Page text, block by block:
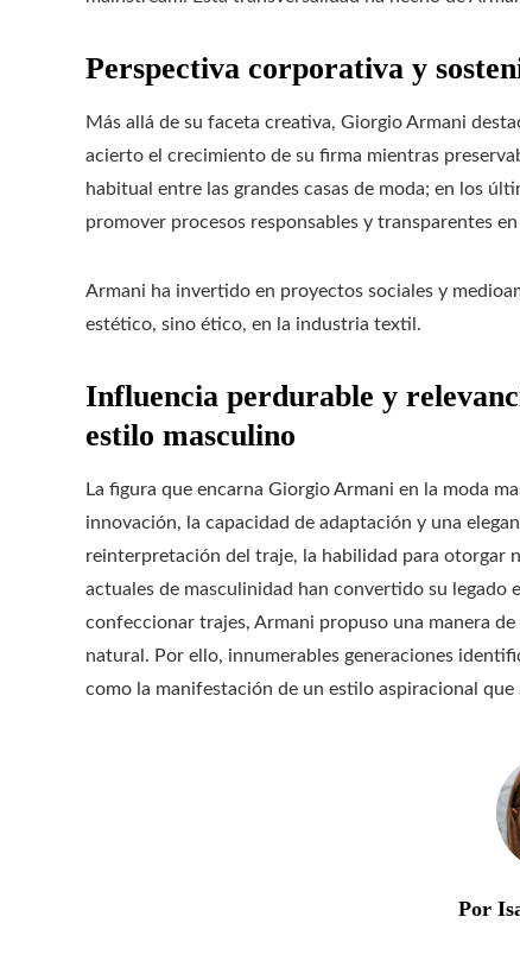
Perspectiva corporativa y
Más allá de su faceta creativa, Giorgio Armani
acierto el crecimiento de su firma mientras
habitual entre las grandes casas de moda; en los
promover procesos responsables y transparentes
Armani ha invertido en proyectos sociales y
estético, sino ético, en la industria textil.
Influencia perdurable y
estilo masculino
La figura que encarna Giorgio Armani en la moda
innovación, la capacidad de adaptación y una
reinterpretación del traje, la habilidad para otorgar
actuales de masculinidad han convertido su
confeccionar trajes, Armani propuso una manera
natural. Por ello, innumerables generaciones
como la manifestación de un estilo aspiracional que
Por